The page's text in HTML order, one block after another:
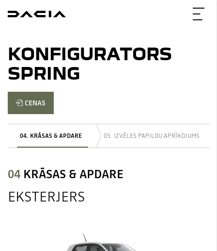
KONFIGURATORS
SPRING
CENAS
KRĀSAS & APDARE IZVĒLES PAPILDU APRĪKOJUMS
04 KRĀSAS & APDARE
EKSTERJERS